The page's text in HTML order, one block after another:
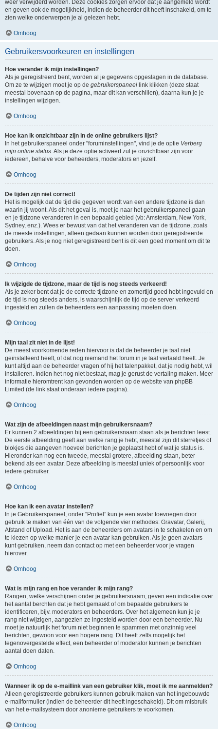
weer verwijderd worden. Deze cookies zorgen ervoor dat je aangemeld wordt
en geven ook de mogelijkheid, indien de beheerder dit heeft inschakeld, om te
zien welke onderwerpen je al gelezen hebt.
Omhoog
Gebruikersvoorkeuren en instellingen
Hoe verander ik mijn instellingen?
Als je geregistreerd bent, worden al je gegevens opgeslagen in de database.
Om ze te wijzigen moet je op de gebruikerspaneel link klikken (deze staat
meestal bovenaan op de pagina, maar dit kan verschillen), daarna kun je je
instellingen wijzigen.
Omhoog
Hoe kan ik onzichtbaar zijn in de online gebruikers lijst?
In het gebruikerspaneel onder "foruminstellingen", vind je de optie Verberg
mijn online status. Als je deze optie activeert zul je onzichtbaar zijn voor
iedereen, behalve voor beheerders, moderators en jezelf.
Omhoog
De tijden zijn niet correct!
Het is mogelijk dat de tijd die gegeven wordt van een andere tijdzone is dan
waarin jij woont. Als dit het geval is, moet je naar het gebruikerspaneel gaan
en je tijdzone veranderen in een bepaald gebied (vb: Amsterdam, New York,
Sydney, enz.). Wees er bewust van dat het veranderen van de tijdzone, zoals
de meeste instellingen, alleen gedaan kunnen worden door geregistreerde
gebruikers. Als je nog niet geregistreerd bent is dit een goed moment om dit te
doen.
Omhoog
Ik wijzigde de tijdzone, maar de tijd is nog steeds verkeerd!
Als je zeker bent dat je de correcte tijdzone en zomertijd goed hebt ingevuld en
de tijd is nog steeds anders, is waarschijnlijk de tijd op de server verkeerd
ingesteld en zullen de beheerders een aanpassing moeten doen.
Omhoog
Mijn taal zit niet in de lijst!
De meest voorkomende reden hiervoor is dat de beheerder je taal niet
geïnstalleerd heeft, of dat nog niemand het forum in je taal vertaald heeft. Je
kunt altijd aan de beheerder vragen of hij het talenpakket, dat je nodig hebt, wil
installeren. Indien het nog niet bestaat, mag je gerust de vertaling maken. Meer
informatie hieromtrent kan gevonden worden op de website van phpBB
Limited (de link staat onderaan iedere pagina).
Omhoog
Wat zijn de afbeeldingen naast mijn gebruikersnaam?
Er kunnen 2 afbeeldingen bij een gebruikersnaam staan als je berichten leest.
De eerste afbeelding geeft aan welke rang je hebt, meestal zijn dit sterretjes of
blokjes die aangeven hoeveel berichten je geplaatst hebt of wat je status is.
Hieronder kan nog een tweede, meestal grotere, afbeelding staan, beter
bekend als een avatar. Deze afbeelding is meestal uniek of persoonlijk voor
iedere gebruiker.
Omhoog
Hoe kan ik een avatar instellen?
In je Gebruikerspaneel, onder “Profiel” kun je een avatar toevoegen door
gebruik te maken van één van de volgende vier methodes: Gravatar, Galerij,
Afstand of Upload. Het is aan de beheerders om avatars in te schakelen en om
te kiezen op welke manier je een avatar kan gebruiken. Als je geen avatars
kunt gebruiken, neem dan contact op met een beheerder voor je vragen
hierover.
Omhoog
Wat is mijn rang en hoe verander ik mijn rang?
Rangen, welke verschijnen onder je gebruikersnaam, geven een indicatie over
het aantal berchten dat je hebt gemaakt of om bepaalde gebruikers te
identificeren, bijv. moderators en beheerders. Over het algemeen kun je je
rang niet wijzigen, aangezien ze ingesteld worden door een beheerder. Nu
moet je natuurlijk het forum niet beginnen te spammen met onzinnig veel
berichten, gewoon voor een hogere rang. Dit heeft zelfs mogelijk het
tegenovergestelde effect, een beheerder of moderator kunnen je berichten
aantal doen dalen.
Omhoog
Wanneer ik op de e-maillink van een gebruiker klik, moet ik me aanmelden?
Alleen geregistreerde gebruikers kunnen gebruik maken van het ingebouwde
e-mailformulier (indien de beheerder dit heeft ingeschakeld). Dit om misbruik
van het e-mailsysteem door anonieme gebruikers te voorkomen.
Omhoog